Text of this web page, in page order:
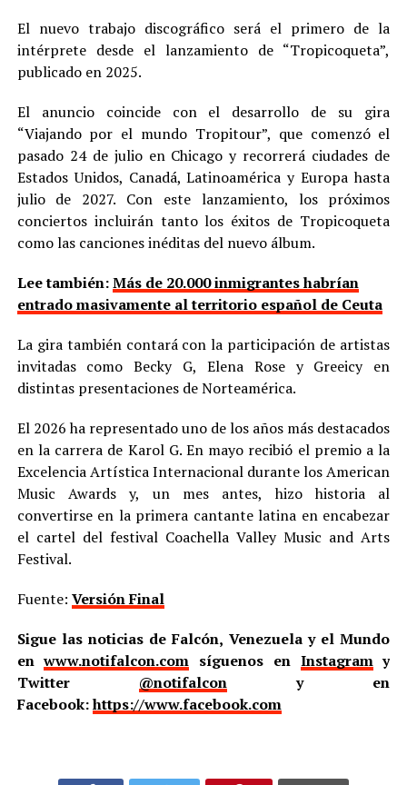
El nuevo trabajo discográfico será el primero de la
intérprete desde el lanzamiento de “Tropicoqueta”,
publicado en 2025.
El anuncio coincide con el desarrollo de su gira
“Viajando por el mundo Tropitour”, que comenzó el
pasado 24 de julio en Chicago y recorrerá ciudades de
Estados Unidos, Canadá, Latinoamérica y Europa hasta
julio de 2027. Con este lanzamiento, los próximos
conciertos incluirán tanto los éxitos de Tropicoqueta
como las canciones inéditas del nuevo álbum.
Lee también:Más de 20.000 inmigrantes habrían
entrado masivamente al territorio español de Ceuta
La gira también contará con la participación de artistas
invitadas como Becky G, Elena Rose y Greeicy en
distintas presentaciones de Norteamérica.
El 2026 ha representado uno de los años más destacados
en la carrera de Karol G. En mayo recibió el premio a la
Excelencia Artística Internacional durante los American
Music Awards y, un mes antes, hizo historia al
convertirse en la primera cantante latina en encabezar
el cartel del festival Coachella Valley Music and Arts
Festival.
Fuente: Versión Final
Sigue las noticias de Falcón, Venezuela y el Mundo
enwww.notifalcon.com síguenos en Instagramy
Twitter @notifalcony en
Facebook:https://www.facebook.com